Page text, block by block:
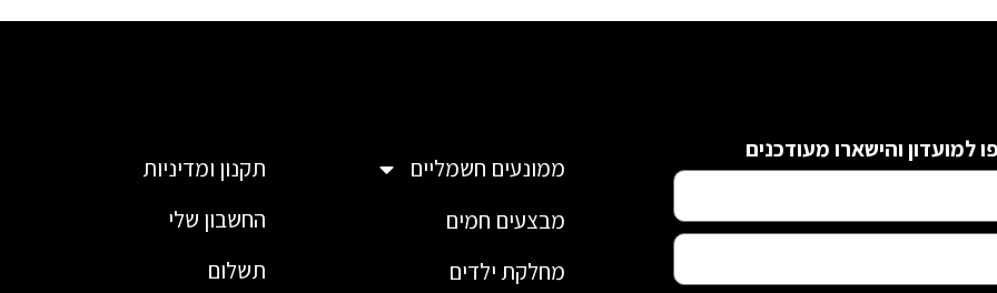
למועדון והישארו מעודכנים
ממונעים חשמליים
מבצעים חמים
מחלקת ילדים
תקנון ומדיניות
החשבון שלי
תשלום